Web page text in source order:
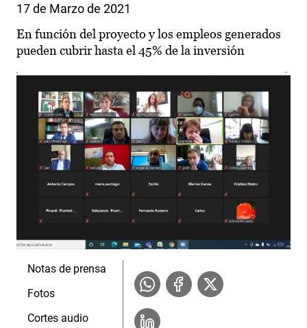
17 de Marzo de 2021
En función del proyecto y los empleos generados
pueden cubrir hasta el 45% de la inversión
Notas de prensa
Fotos
Cortes audio